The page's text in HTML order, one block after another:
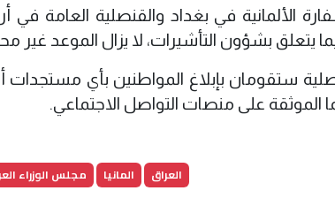
الألمانية في بغداد والقنصلية العامة في
يتعلق بشؤون التأشيرات، لا يزال الموعد غير
ستقومان بإبلاغ المواطنين بأي
على منصات التواصل الاجتماعي.
العراق المانيا مجلس الوزراء